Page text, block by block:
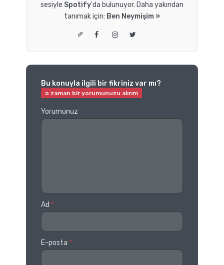
sesiyle Spotify'da bulunuyor. Daha yakından
tanımak için: Ben Neymişim »
Bu konuyla ilgili bir fikriniz var mı?
Yorumunuz
Ad *
E-posta *